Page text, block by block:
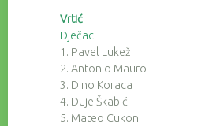
Vrtić
Dječaci
1. Pavel Lukež
2. Antonio Mauro
3. Dino Koraca
4. Duje Škabić
5. Mateo Cukon